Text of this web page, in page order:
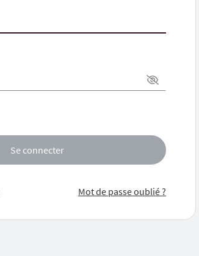
Se connecter
Mot de passe oublié ?